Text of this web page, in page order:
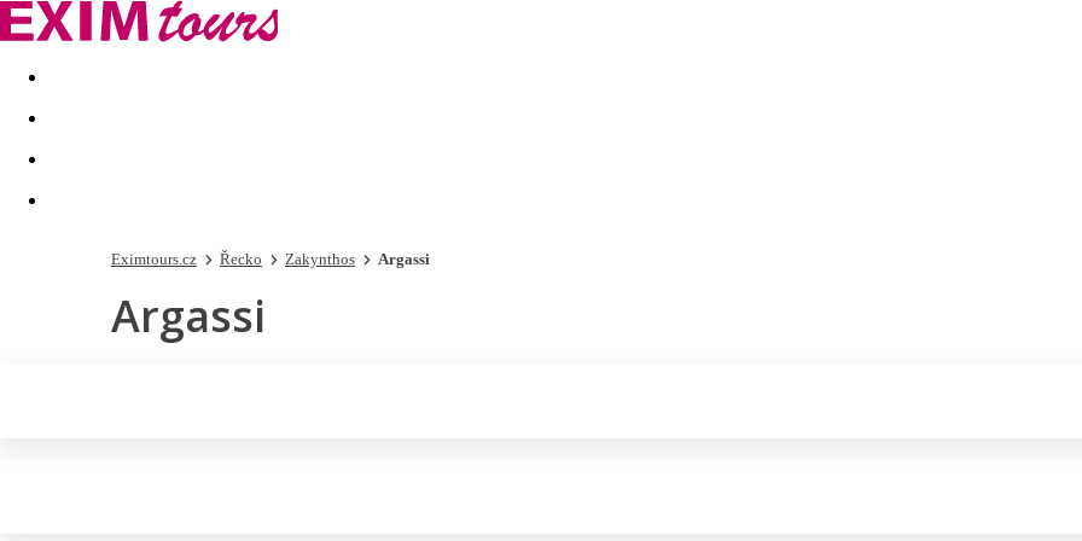
Akční nabídky Last minute
Eximtours.cz Řecko Zakynthos Argassi
Argassi